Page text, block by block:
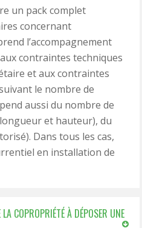
un pack complet
concernant
l’accompagnement
contraintes techniques
et aux contraintes
le nombre de
aussi du nombre de
et hauteur), du
Dans tous les cas,
en installation de
COPROPRIÉTÉ À DÉPOSER UNE